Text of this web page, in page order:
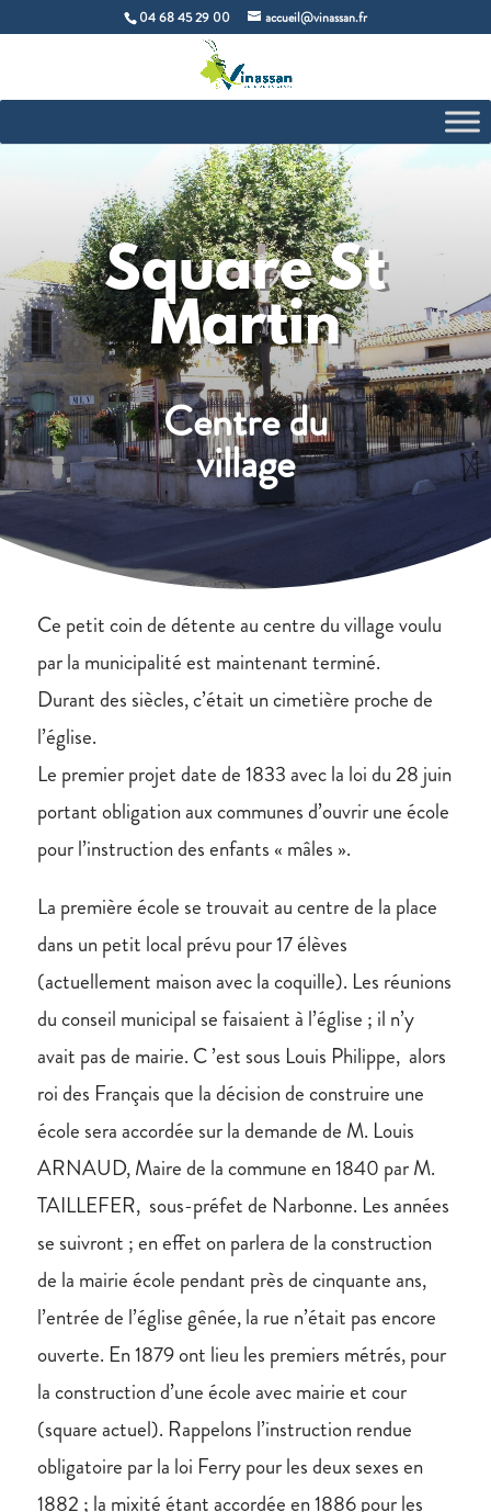
04 68 45 29 00 accueil@vinassan.fr
Square St
Martin
Centre du
village
Ce petit coin de détente au centre du village voulu
par la municipalité est maintenant terminé.
Durant des siècles, c’était un cimetière proche de
l’église.
Le premier projet date de 1833 avec la loi du 28 juin
portant obligation aux communes d’ouvrir une école
pour l’instruction des enfants « mâles ».
La première école se trouvait au centre de la place
dans un petit local prévu pour 17 élèves
(actuellement maison avec la coquille). Les réunions
du conseil municipal se faisaient à l’église ; il n’y
avait pas de mairie. C ’est sous Louis Philippe, alors
roi des Français que la décision de construire une
école sera accordée sur la demande de M. Louis
ARNAUD, Maire de la commune en 1840 par M.
TAILLEFER, sous-préfet de Narbonne. Les années
se suivront ; en effet on parlera de la construction
de la mairie école pendant près de cinquante ans,
l’entrée de l’église gênée, la rue n’était pas encore
ouverte. En 1879 ont lieu les premiers métrés, pour
la construction d’une école avec mairie et cour
(square actuel). Rappelons l’instruction rendue
obligatoire par la loi Ferry pour les deux sexes en
1882 ; la mixité étant accordée en 1886 pour les